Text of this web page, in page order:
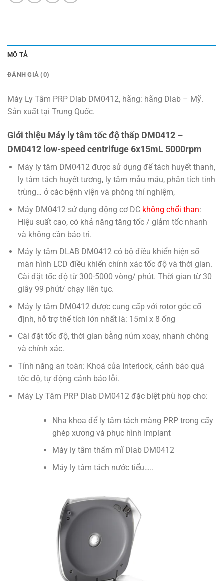
MÔ TẢ
ĐÁNH GIÁ (0)
Máy Ly Tâm PRP Dlab DM0412, hãng: hãng Dlab – Mỹ.
Sản xuất tại Trung Quốc.
Giới thiệu Máy ly tâm tốc độ thấp DM0412 –
DM0412 low-speed centrifuge 6x15mL 5000rpm
Máy ly tâm DM0412 được sử dụng để tách huyết thanh,
ly tâm tách huyết tương, ly tâm mẫu máu, phân tích tinh
trùng… ở các bệnh viện và phòng thí nghiệm,
Máy DM0412 sử dụng động cơ DC không chổi than:
Hiệu suất cao, có khả năng tăng tốc / giảm tốc nhanh
và không cần bảo trì.
Máy ly tâm DLAB DM0412 có bộ điều khiển hiện số
màn hình LCD điều khiển chính xác tốc độ và thời gian.
Cài đặt tốc độ từ 300-5000 vòng/ phút. Thời gian từ 30
giây 99 phút/ chạy liên tục.
Máy ly tâm DM0412 được cung cấp với rotor góc cố
định, hỗ trợ thể tích lớn nhất là: 15ml x 8 ống
Cài đặt tốc độ, thời gian bằng núm xoay, nhanh chóng
và chính xác.
Tính năng an toàn: Khoá của Interlock, cảnh báo quá
tốc độ, tự động cảnh báo lỗi.
Máy Ly Tâm PRP Dlab DM0412 đặc biệt phù hợp cho:
Nha khoa để ly tâm tách màng PRP trong cấy
ghép xương và phục hình Implant
Máy ly tâm thẩm mĩ Dlab DM0412
Máy ly tâm tách nước tiểu…..